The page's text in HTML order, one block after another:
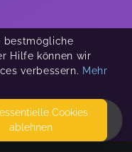
bestmögliche
Hilfe können wir
verbessern. Mehr
Cookies
ablehnen